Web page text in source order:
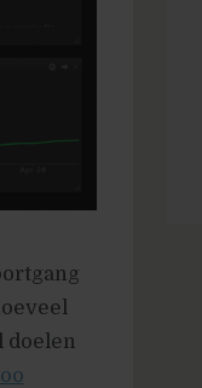
doelen